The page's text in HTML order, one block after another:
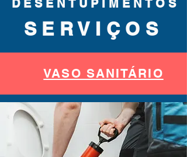
DESENTUPIMENTOS
SERVIÇOS
VASO SANITÁRIO